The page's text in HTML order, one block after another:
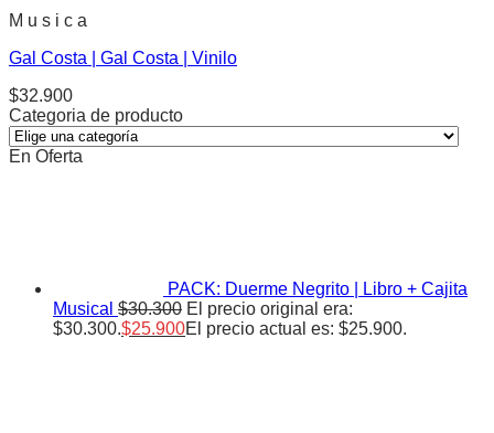
M u s i c a
Gal Costa | Gal Costa | Vinilo
$32.900
Categoria de producto
En Oferta
PACK: Duerme Negrito | Libro + Cajita
Musical $30.300 El precio original era:
$30.300.$25.900El precio actual es: $25.900.